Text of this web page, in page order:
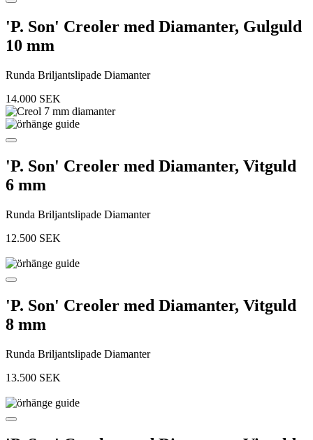
'P. Son' Creoler med Diamanter, Gulguld
10 mm
Runda Briljantslipade Diamanter
14.000 SEK
'P. Son' Creoler med Diamanter, Vitguld
6 mm
Runda Briljantslipade Diamanter
12.500 SEK
'P. Son' Creoler med Diamanter, Vitguld
8 mm
Runda Briljantslipade Diamanter
13.500 SEK